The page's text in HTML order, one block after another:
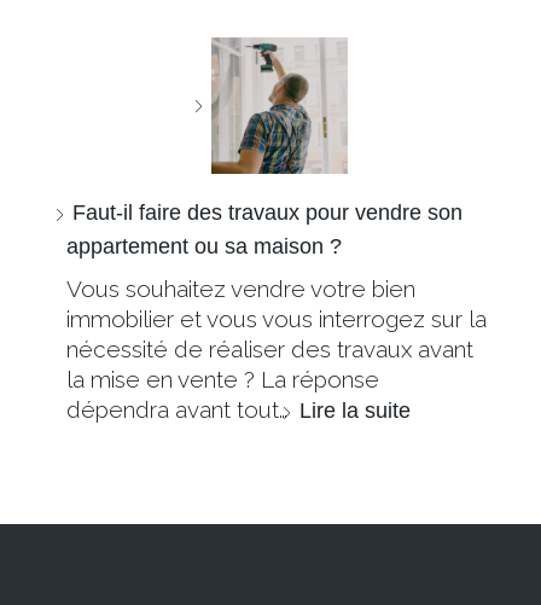
Faut-il faire des travaux pour vendre son
appartement ou sa maison ?
Vous souhaitez vendre votre bien
immobilier et vous vous interrogez sur la
nécessité de réaliser des travaux avant
la mise en vente ? La réponse
dépendra avant tout… Lire la suite